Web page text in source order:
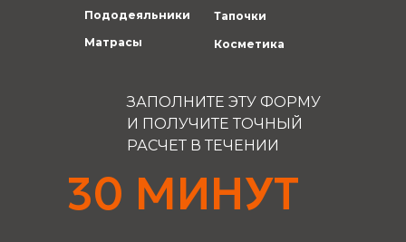
30 МИНУТ
ЗАПОЛНИТЕ ЭТУ ФОРМУ
И ПОЛУЧИТЕ ТОЧНЫЙ
РАСЧЕТ В ТЕЧЕНИИ
Косметика
Тапочки
Матрасы
Пододеяльники